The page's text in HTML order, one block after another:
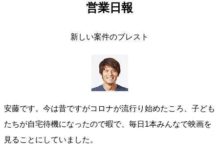
営業日報
新しい案件のブレスト
安藤です。今は昔ですがコロナが流行り始めたころ、子ども
たちが自宅待機になったので暇で、毎日1本みんなで映画を
見ることにしていました。